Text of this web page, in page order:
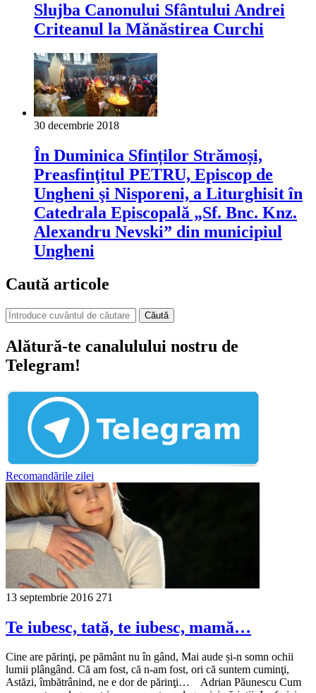
Slujba Canonului Sfântului Andrei
Criteanul la Mănăstirea Curchi
30 decembrie 2018
În Duminica Sfinților Strămoși,
Preasfinţitul PETRU, Episcop de
Ungheni şi Nisporeni, a Liturghisit în
Catedrala Episcopală „Sf. Bnc. Knz.
Alexandru Nevski” din municipiul
Ungheni
Caută articole
Căută
Alătură-te canalulului nostru de
Telegram!
Recomandările zilei
13 septembrie 2016 271
Te iubesc, tată, te iubesc, mamă…
Cine are părinţi, pe pământ nu în gând, Mai aude și-n somn ochii
lumii plângând. Că am fost, că n-am fost, ori că suntem cuminţi,
Astăzi, îmbătrânind, ne e dor de părinţi… Adrian Păunescu Cum